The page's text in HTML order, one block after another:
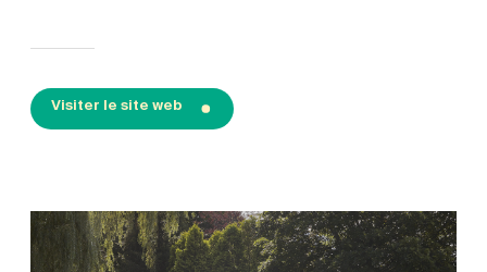
Visiter le site web